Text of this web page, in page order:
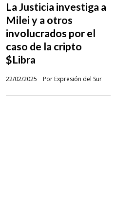
La Justicia investiga a
Milei y a otros
involucrados por el
caso de la cripto
$Libra
Por Expresión del Sur
22/02/2025